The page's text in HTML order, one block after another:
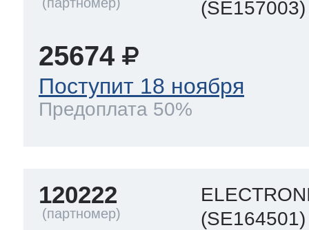
(SE157003)
25674
Поступит 18 ноября
Предоплата 50%
120222
(SE164501)